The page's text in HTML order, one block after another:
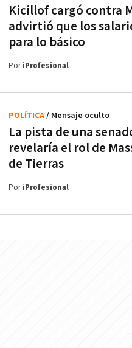
Kicillof cargó contra
advirtió que los
para lo básico
PoriProfesional
La pista de una
revelaría el rol de
de Tierras
POLÍTICA/ Mensaje oculto
PoriProfesional